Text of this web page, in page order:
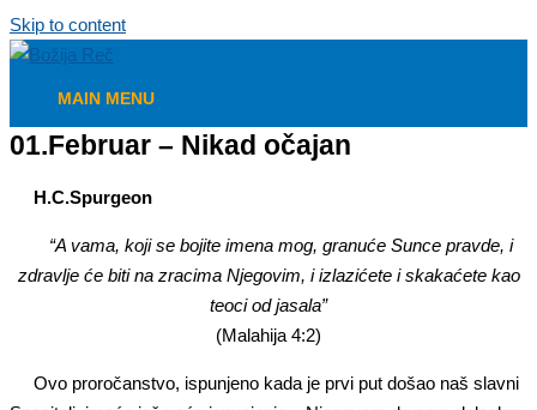
Skip to content
MAIN MENU
01.Februar – Nikad očajan
H.C.Spurgeon
“A vama, koji se bojite imena mog, granuće Sunce pravde, i
zdravlje će biti na zracima Njegovim, i izlazićete i skakaćete kao
teoci od jasala”
(Malahija 4:2)
Ovo proročanstvo, ispunjeno kada je prvi put došao naš slavni